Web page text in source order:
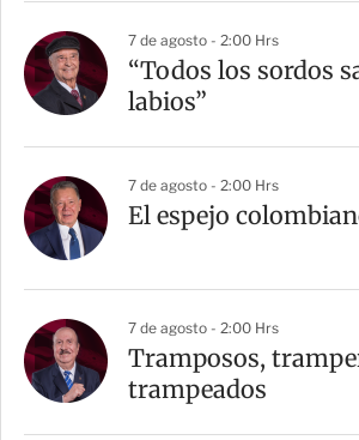
7 de agosto - 2:00 Hrs
“Todos los sordos
labios”
7 de agosto - 2:00 Hrs
El espejo
7 de agosto - 2:00 Hrs
Tramposos,
trampeados